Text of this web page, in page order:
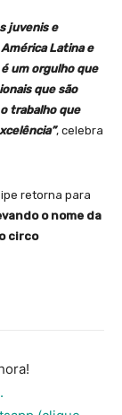
juvenis e
Latina e
um orgulho que
que são
trabalho que
, celebra
retorna para
o nome da
circo